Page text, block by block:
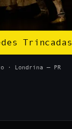
Trincadas
· Londrina — PR